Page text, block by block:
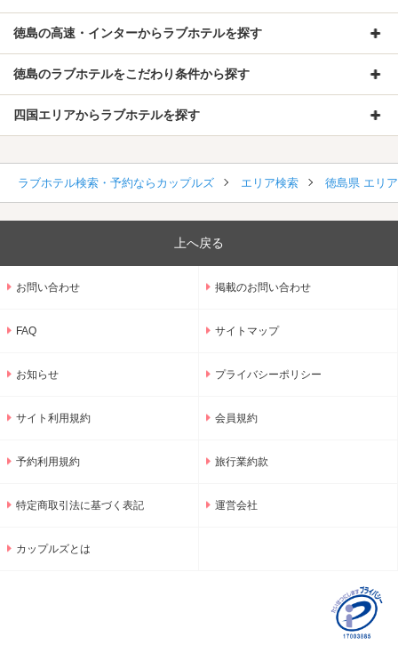
徳島の高速・インターからラブホテルを探す
徳島のラブホテルをこだわり条件から探す
四国エリアからラブホテルを探す
ラブホテル検索・予約ならカップルズ エリア検索 徳島県 エリ
上へ戻る
お問い合わせ 掲載のお問い合わせ
FAQ サイトマップ
お知らせ プライバシーポリシー
サイト利用規約 会員規約
予約利用規約 旅行業約款
特定商取引法に基づく表記 運営会社
カップルズとは